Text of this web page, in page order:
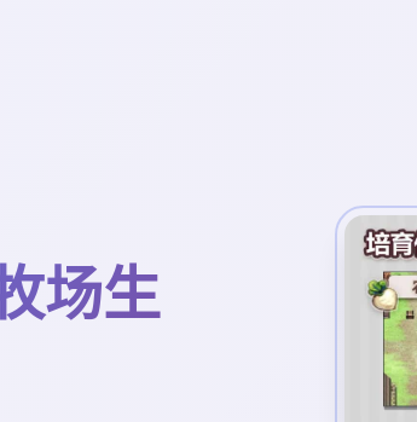
场生